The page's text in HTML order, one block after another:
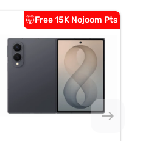
east
Free 15K Nojoom Pts🤯